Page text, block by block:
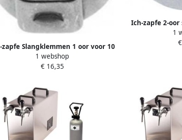
zapfe Slangklemmen 1 oor voor 10
mm verzinkt
1 webshop
€ 16,35
Ich-zapfe 2-
1